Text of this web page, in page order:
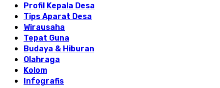
Profil Kepala Desa
Tips Aparat Desa
Wirausaha
Tepat Guna
Budaya & Hiburan
Olahraga
Kolom
Infografis